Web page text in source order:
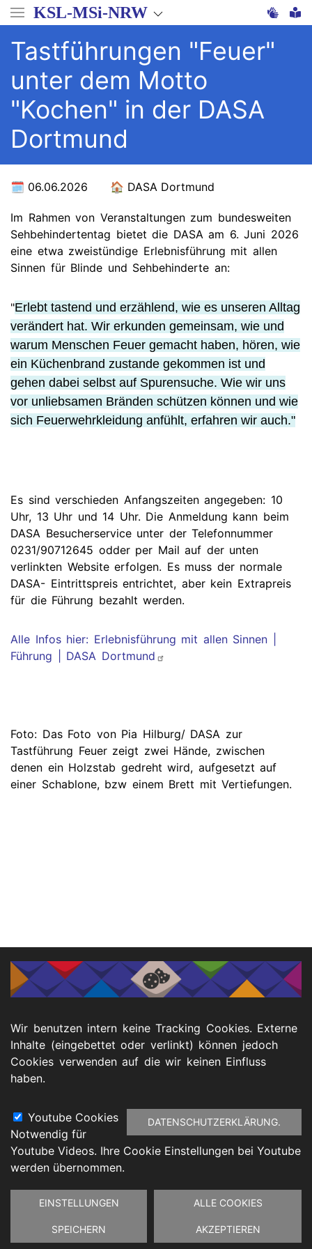
Direkt
zum
Inhalt
KSL-MSi-NRW
Tastführungen "Feuer"
unter dem Motto
"Kochen" in der DASA
Dortmund
06.06.2026 DASA Dortmund
Im Rahmen von Veranstaltungen zum bundesweiten
Sehbehindertentag bietet die DASA am 6. Juni 2026
eine etwa zweistündige Erlebnisführung mit allen
Sinnen für Blinde und Sehbehinderte an:
"Erlebt tastend und erzählend, wie es unseren Alltag
verändert hat. Wir erkunden gemeinsam, wie und
warum Menschen Feuer gemacht haben, hören, wie
ein Küchenbrand zustande gekommen ist und
gehen dabei selbst auf Spurensuche. Wie wir uns
vor unliebsamen Bränden schützen können und wie
sich Feuerwehrkleidung anfühlt, erfahren wir auch."
Es sind verschieden Anfangszeiten angegeben: 10
Uhr, 13 Uhr und 14 Uhr. Die Anmeldung kann beim
DASA Besucherservice unter der Telefonnummer
0231/90712645 odder per Mail auf der unten
verlinkten Website erfolgen. Es muss der normale
DASA- Eintrittspreis entrichtet, aber kein Extrapreis
für die Führung bezahlt werden.
Alle Infos hier: Erlebnisführung mit allen Sinnen |
Führung | DASA Dortmund
Foto: Das Foto von Pia Hilburg/ DASA zur
Tastführung Feuer zeigt zwei Hände, zwischen
denen ein Holzstab gedreht wird, aufgesetzt auf
einer Schablone, bzw einem Brett mit Vertiefungen.
Footer Barrierefreiheitserklärung
Wir benutzen intern keine Tracking Cookies. Externe
Inhalte (eingebettet oder verlinkt) können jedoch
Cookies verwenden auf die wir keinen Einfluss
haben.
DATENSCHUTZERKLÄRUNG.
Youtube Cookies
Notwendig für
Youtube Videos. Ihre Cookie Einstellungen bei Youtube
werden übernommen.
EINSTELLUNGEN
SPEICHERN
ALLE COOKIES
AKZEPTIEREN
Zustimmung
zurückziehen